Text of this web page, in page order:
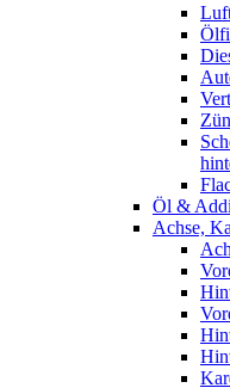
Öl &
Achse,